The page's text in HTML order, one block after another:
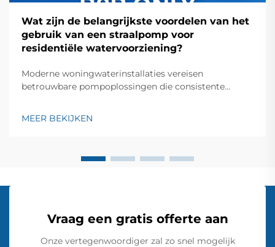
Wat zijn de belangrijkste voordelen van het
gebruik van een straalpomp voor
residentiële watervoorziening?
Moderne woningwaterinstallaties vereisen
betrouwbare pompoplossingen die consistente
veelzijdige en betrouwbare opties die beschikbaar zijn
MEER BEKIJKEN
Vraag een gratis offerte aan
Onze vertegenwoordiger zal zo snel mogelijk